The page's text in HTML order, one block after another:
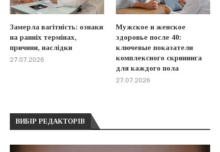
Замерла вагітність: ознаки
на ранніх термінах,
причини, наслідки
27.07.2026
Мужское и женское
здоровье после 40:
ключевые показатели
комплексного скрининга
для каждого пола
27.07.2026
ВИБІР РЕДАКТОРІВ